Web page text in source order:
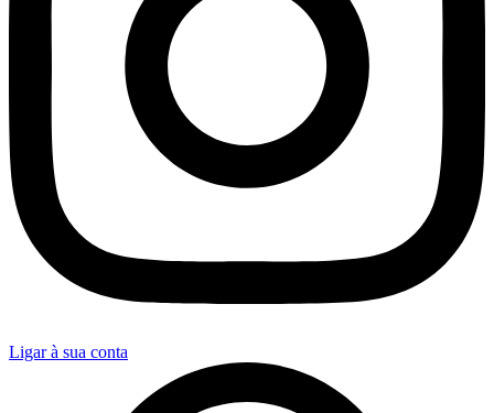
Ligar à sua conta